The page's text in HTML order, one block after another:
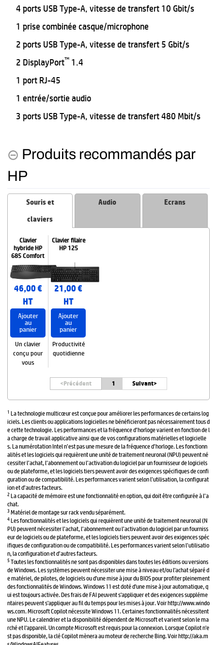
4 ports USB Type-A, vitesse de transfert 10 Gbit/s
1 prise combinée casque/microphone
2 ports USB Type-A, vitesse de transfert 5 Gbit/s
2 DisplayPort™ 1.4
1 port RJ-45
1 entrée/sortie audio
3 ports USB Type-A, vitesse de transfert 480 Mbit/s
Produits recommandés par
HP
Souris et
claviers
Audio Ecrans
Clavier
hybride HP
685 Comfort
Clavier filaire
HP 125
46,00 €
HT
21,00 €
HT
Ajouter
au
panier
Ajouter
au
panier
Un clavier
conçu pour
vous
Productivité
quotidienne
<Précédent 1 Suivant>
1 La technologie multicœur est conçue pour améliorer les performances de certains log
iciels. Les clients ou applications logicielles ne bénéficieront pas nécessairement tous d
e cette technologie. Les performances et la fréquence d’horloge varient en fonction de l
a charge de travail applicative ainsi que de vos configurations matérielles et logicielle
s. La numérotation Intel n’est pas une mesure de la fréquence d’horloge. Les fonctionn
alités et les logiciels qui requièrent une unité de traitement neuronal (NPU) peuvent né
cessiter l’achat, l’abonnement ou l’activation du logiciel par un fournisseur de logiciels
ou de plateforme, et les logiciels tiers peuvent avoir des exigences spécifiques de confi
guration ou de compatibilité. Les performances varient selon l’utilisation, la configurat
ion et d’autres facteurs.
2La capacité de mémoire est une fonctionnalité en option, qui doit être configurée à l’a
chat.
3 Matériel de montage sur rack vendu séparément.
4Les fonctionnalités et les logiciels qui requièrent une unité de traitement neuronal (N
PU) peuvent nécessiter l’achat, l’abonnement ou l’activation du logiciel par un fourniss
eur de logiciels ou de plateforme, et les logiciels tiers peuvent avoir des exigences spéc
ifiques de configuration ou de compatibilité. Les performances varient selon l’utilisatio
n, la configuration et d’autres facteurs.
5Toutes les fonctionnalités ne sont pas disponibles dans toutes les éditions ou versions
de Windows. Les systèmes peuvent nécessiter une mise à niveau et/ou l'achat séparé d
e matériel, de pilotes, de logiciels ou d'une mise à jour du BIOS pour profiter pleinement
des fonctionnalités de Windows. Windows 11 est doté d'une mise à jour automatique, q
ui est toujours activée. Des frais de FAI peuvent s'appliquer et des exigences suppléme
ntaires peuvent s'appliquer au fil du temps pour les mises à jour. Voir http://www.windo
ws.com. Microsoft Copilot nécessite Windows 11. Certaines fonctionnalités nécessitent
une NPU. Le calendrier et la disponibilité dépendent de Microsoft et varient selon le ma
rché et l'appareil. Un compte Microsoft est requis pour la connexion. Lorsque Copilot n'e
st pas disponible, la clé Copilot mènera au moteur de recherche Bing. Voir http://aka.m